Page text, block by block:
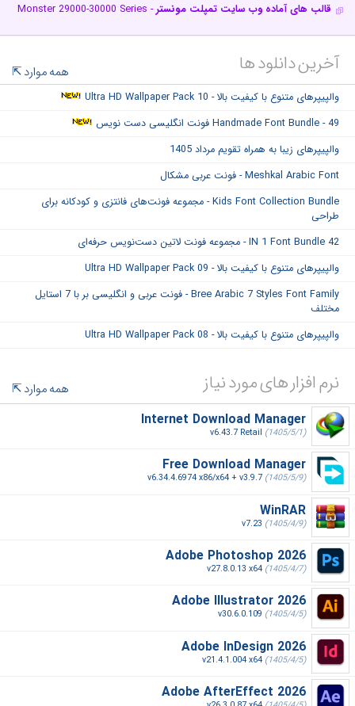
قالب های آماده وب سایت تمپلت مونستر- Template Monster 29000-30000 Series
آخرین دانلود ها همه موارد
والپیپرهای متنوع با کیفیت بالا - Ultra HD Wallpaper Pack 10
Handmade Font Bundle - 49 فونت انگلیسی دست نویس
والپیپرهای زیبا به همراه تقویم مرداد 1405
Meshkal Arabic Font - فونت عربی مشکال
Kids Font Collection Bundle - مجموعه فونت‌های فانتزی و کودکانه برای
طراحی
42 IN 1 Font Bundle - مجموعه فونت لاتین دست‌نویس حرفه‌ای
والپیپرهای متنوع با کیفیت بالا - Ultra HD Wallpaper Pack 09
Bree Arabic 7 Styles Font Family - فونت عربی و انگلیسی بر با 7 استایل
مختلف
والپیپرهای متنوع با کیفیت بالا - Ultra HD Wallpaper Pack 08
نرم افزار های مورد نیاز
همه موارد
Internet Download Manager
v6.43.7 Retail (1405/5/1)
Free Download Manager
v6.34.4.6974 x86/x64 + v3.9.7 (1405/5/9)
WinRAR
v7.23 (1405/4/9)
Adobe Photoshop 2026
v27.8.0.13 x64 (1405/4/7)
Adobe Illustrator 2026
v30.6.0.109 (1405/4/5)
Adobe InDesign 2026
v21.4.1.004 x64 (1405/4/5)
Adobe AfterEffect 2026